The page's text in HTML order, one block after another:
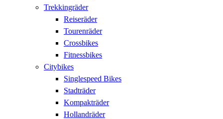
Trekkingräder
Reiseräder
Tourenräder
Crossbikes
Fitnessbikes
Citybikes
Singlespeed Bikes
Stadträder
Kompakträder
Hollandräder